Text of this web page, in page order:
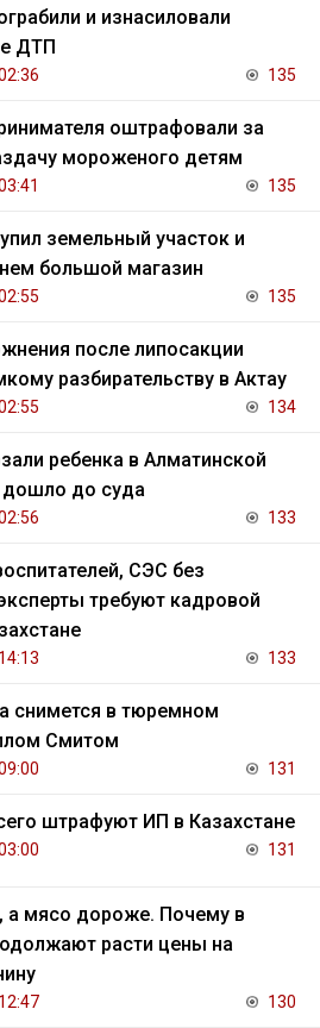
и изнасиловали
ДТП
135
оштрафовали за
мороженого детям
135
земельный участок и
большой магазин
135
после липосакции
разбирательству в Актау
134
ребенка в Алматинской
дошло до суда
133
СЭС без
требуют кадровой
133
снимется в тюремном
Смитом
131
штрафуют ИП в Казахстане
131
а мясо дороже. Почему в
расти цены на
130